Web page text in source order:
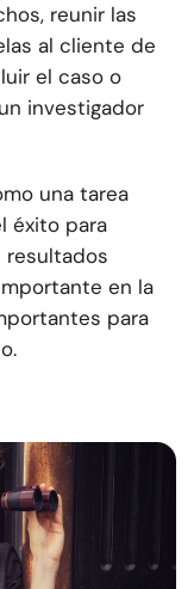
reunir las
al cliente de
el caso o
investigador
una tarea
éxito para
resultados
en la
para